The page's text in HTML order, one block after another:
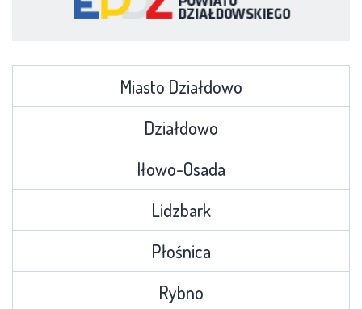
Miasto Działdowo
Działdowo
Iłowo-Osada
Lidzbark
Płośnica
Rybno